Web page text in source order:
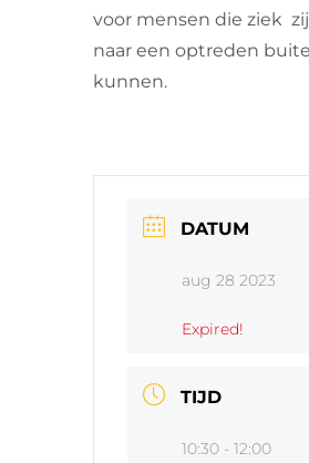
voor mensen die ziek
naar een optreden
kunnen.
DATUM
aug 28 2023
Expired!
TIJD
10:30 - 12:00